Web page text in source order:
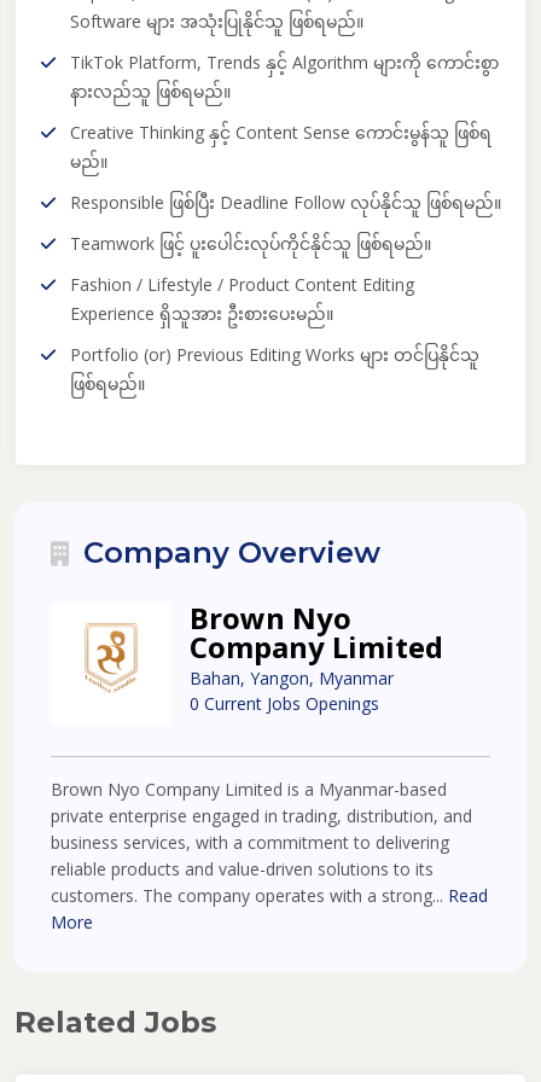
Software များ အသုံးပြုနိုင်သူ ဖြစ်ရမည်။
TikTok Platform, Trends နှင့် Algorithm များကို ကောင်းစွာ
နားလည်သူ ဖြစ်ရမည်။
Creative Thinking နှင့် Content Sense ကောင်းမွန်သူ ဖြစ်ရ
မည်။
Responsible ဖြစ်ပြီး Deadline Follow လုပ်နိုင်သူ ဖြစ်ရမည်။
Teamwork ဖြင့် ပူးပေါင်းလုပ်ကိုင်နိုင်သူ ဖြစ်ရမည်။
Fashion / Lifestyle / Product Content Editing
Experience ရှိသူအား ဦးစားပေးမည်။
Portfolio (or) Previous Editing Works များ တင်ပြနိုင်သူ
ဖြစ်ရမည်။
Company Overview
Brown Nyo
Company Limited
Bahan, Yangon, Myanmar
0 Current Jobs Openings
Brown Nyo Company Limited is a Myanmar-based
private enterprise engaged in trading, distribution, and
business services, with a commitment to delivering
reliable products and value-driven solutions to its
customers. The company operates with a strong... Read
More
Related Jobs